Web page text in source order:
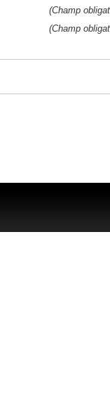
(Champ
(Champ